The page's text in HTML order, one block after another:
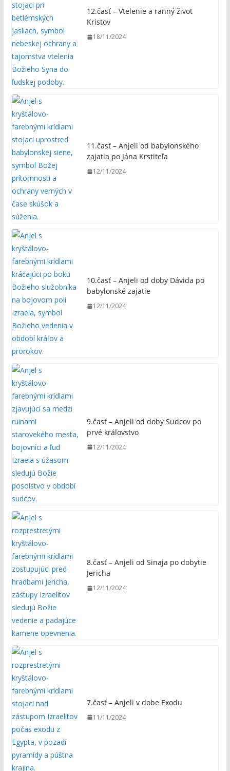
12.časť – Vtelenie a ranný život
Kristov
18/11/2024
11.časť – Anjeli od babylonského
zajatia po Jána Krstiteľa
12/11/2024
10.časť – Anjeli od doby Dávida po
babylonské zajatie
12/11/2024
9.časť – Anjeli od doby Sudcov po
prvé kráľovstvo
12/11/2024
8.časť – Anjeli od Sinaja po dobytie
Jericha
12/11/2024
7.časť – Anjeli v dobe Exodu
11/11/2024